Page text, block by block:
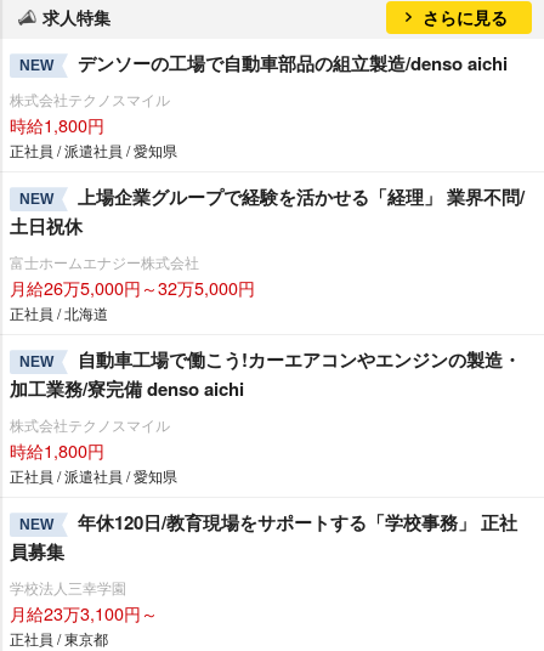
求人特集 さらに見る
NEW デンソーの工場で自動車部品の組立製造/denso aichi
株式会社テクノスマイル
時給1,800円
正社員 / 派遣社員 / 愛知県
NEW
上場企業グループで経験を活かせる「経理」 業界不問/
土日祝休
富士ホームエナジー株式会社
月給26万5,000円～32万5,000円
正社員 / 北海道
NEW
自動車工場で働こう!カーエアコンやエンジンの製造・
加工業務/寮完備 denso aichi
株式会社テクノスマイル
時給1,800円
正社員 / 派遣社員 / 愛知県
NEW
年休120日/教育現場をサポートする「学校事務」 正社
員募集
学校法人三幸学園
月給23万3,100円～
正社員 / 東京都